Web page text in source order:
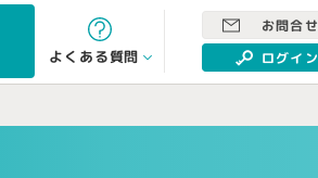
よくある質問
お問合せ
ログイン